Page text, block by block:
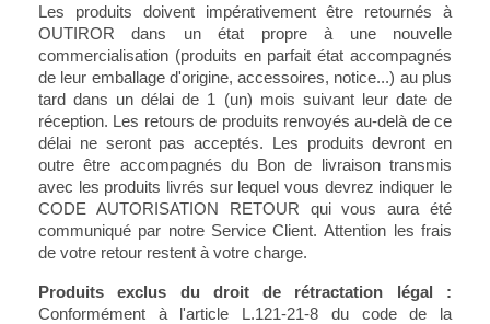
Les produits doivent impérativement être retournés à
OUTIROR dans un état propre à une nouvelle
commercialisation (produits en parfait état accompagnés
de leur emballage d'origine, accessoires, notice...) au plus
tard dans un délai de 1 (un) mois suivant leur date de
réception. Les retours de produits renvoyés au-delà de ce
délai ne seront pas acceptés. Les produits devront en
outre être accompagnés du Bon de livraison transmis
avec les produits livrés sur lequel vous devrez indiquer le
CODE AUTORISATION RETOUR qui vous aura été
communiqué par notre Service Client. Attention les frais
de votre retour restent à votre charge.
Produits exclus du droit de rétractation légal :
Conformément à l'article L.121-21-8 du code de la